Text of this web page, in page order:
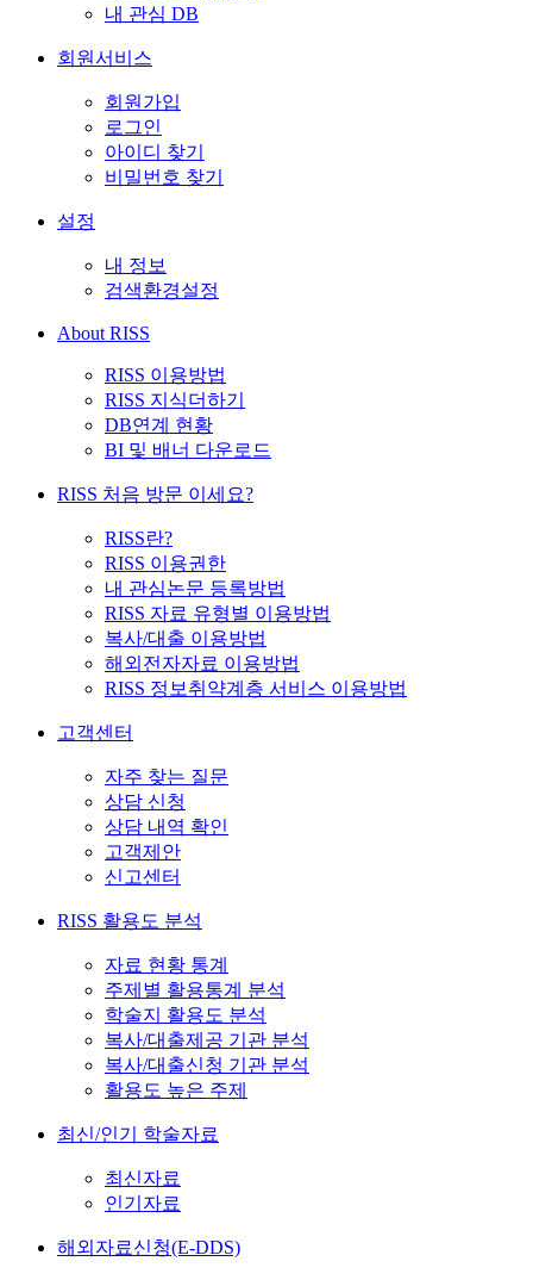
내 관심 DB
회원서비스
회원가입
로그인
아이디 찾기
비밀번호 찾기
설정
내 정보
검색환경설정
About RISS
RISS 이용방법
RISS 지식더하기
DB연계 현황
BI 및 배너 다운로드
RISS 처음 방문 이세요?
RISS란?
RISS 이용권한
내 관심논문 등록방법
RISS 자료 유형별 이용방법
복사/대출 이용방법
해외전자자료 이용방법
RISS 정보취약계층 서비스 이용방법
고객센터
자주 찾는 질문
상담 신청
상담 내역 확인
고객제안
신고센터
RISS 활용도 분석
자료 현황 통계
주제별 활용통계 분석
학술지 활용도 분석
복사/대출제공 기관 분석
복사/대출신청 기관 분석
활용도 높은 주제
최신/인기 학술자료
최신자료
인기자료
해외자료신청(E-DDS)